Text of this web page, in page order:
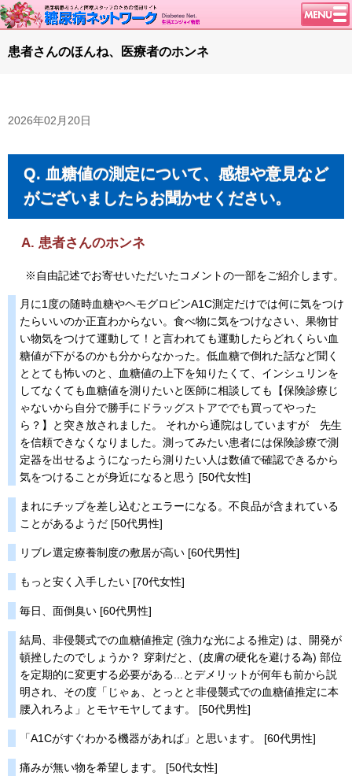
トップページ
談話室BBS
特集・連載
腎臓の健康道
血糖トレンド
グリコアルブミン
特集・連載 一覧へ
1型ライフ
患者さんのほんね、医療者のホンネ
2026年02月20日
Q. 血糖値の測定について、感想や意見など
がございましたらお聞かせください。
A. 患者さんのホンネ
※自由記述でお寄せいただいたコメントの一部をご紹介します。
月に1度の随時血糖やヘモグロビンA1C測定だけでは何に気をつけ
たらいいのか正直わからない。食べ物に気をつけなさい、果物甘
い物気をつけて運動して！と言われても運動したらどれくらい血
糖値が下がるのかも分からなかった。低血糖で倒れた話など聞く
ととても怖いのと、血糖値の上下を知りたくて、インシュリンを
してなくても血糖値を測りたいと医師に相談しても【保険診療じ
ゃないから自分で勝手にドラッグストアででも買ってやった
ら？】と突き放されました。 それから通院はしていますが 先生
を信頼できなくなりました。測ってみたい患者には保険診療で測
定器を出せるようになったら測りたい人は数値で確認できるから
気をつけることが身近になると思う [50代女性]
まれにチップを差し込むとエラーになる。不良品が含まれている
ことがあるようだ [50代男性]
リブレ選定療養制度の敷居が高い [60代男性]
もっと安く入手したい [70代女性]
毎日、面倒臭い [60代男性]
結局、非侵襲式での血糖値推定 (強力な光による推定) は、開発が
頓挫したのでしょうか？ 穿刺だと、(皮膚の硬化を避ける為) 部位
を定期的に変更する必要がある...とデメリットが何年も前から説
明され、その度「じゃぁ、とっとと非侵襲式での血糖値推定に本
腰入れろよ」とモヤモヤしてます。 [50代男性]
「A1Cがすぐわかる機器があれば」と思います。 [60代男性]
痛みが無い物を希望します。 [50代女性]